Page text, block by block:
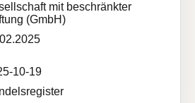
mit beschränkter
(GmbH)
10-19